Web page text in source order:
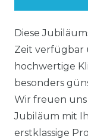
Diese
Zeit verfügbar
hochwertige
besonders
Wir freuen
Jubiläum mit
erstklassige